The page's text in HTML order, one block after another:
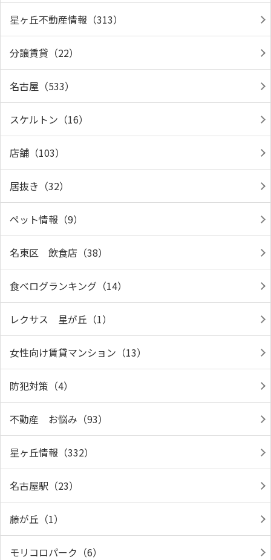
星ヶ丘不動産情報（313）
分譲賃貸（22）
名古屋（533）
スケルトン（16）
店舗（103）
居抜き（32）
ペット情報（9）
名東区 飲食店（38）
食べログランキング（14）
レクサス 星が丘（1）
女性向け賃貸マンション（13）
防犯対策（4）
不動産 お悩み（93）
星ヶ丘情報（332）
名古屋駅（23）
藤が丘（1）
モリコロパーク（6）